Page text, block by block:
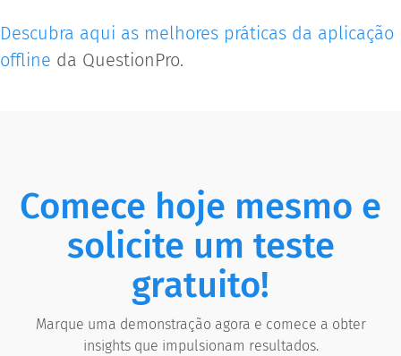
Descubra aqui as melhores práticas da aplicação
offline da QuestionPro.
Comece hoje mesmo e
solicite um teste
gratuito!
Marque uma demonstração agora e comece a obter
insights que impulsionam resultados.